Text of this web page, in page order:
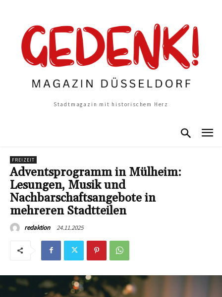
Stadtmagazin mit historischem Herz
FREIZEIT
Adventsprogramm in Mülheim:
Lesungen, Musik und
Nachbarschaftsangebote in
mehreren Stadtteilen
redaktion 24.11.2025